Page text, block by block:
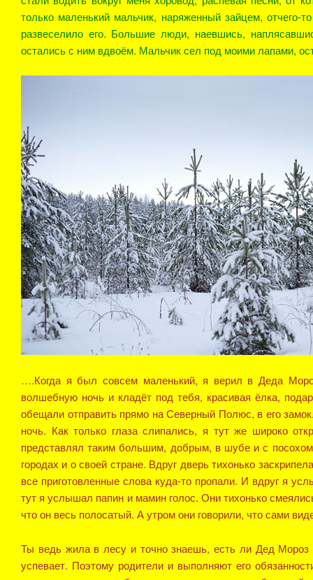
только маленький мальчик, наряженный зайцем,
развеселило его. Большие люди, наевшись,
остались с ним вдвоём. Мальчик сел под моими лапами,
….Когда я был совсем маленький, я верил в Деда
волшебную ночь и кладёт под тебя, красивая ёлка,
обещали отправить прямо на Северный Полюс, в его
ночь. Как только глаза слипались, я тут же широко
представлял таким большим, добрым, в шубе и с
городах и о своей стране. Вдруг дверь тихонько
все приготовленные слова куда-то пропали. И вдруг я
тут я услышал папин и мамин голос. Они тихонько
что он весь полосатый. А утром они говорили, что сами
Ты ведь жила в лесу и точно знаешь, есть ли Дед
успевает. Поэтому родители и выполняют его